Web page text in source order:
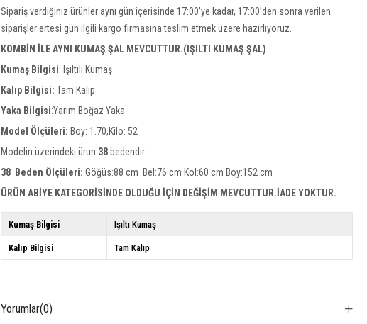
Sipariş verdiğiniz ürünler aynı gün içerisinde 17:00’ye kadar, 17:00’den sonra verilen
siparişler ertesi gün ilgili kargo firmasına teslim etmek üzere hazırlıyoruz.
KOMBİN İLE AYNI KUMAŞ ŞAL MEVCUTTUR.(IŞILTI KUMAŞ ŞAL)
Kumaş Bilgisi: Işıltılı Kumaş
Kalıp Bilgisi:Tam Kalıp
Yaka Bilgisi:Yarım Boğaz Yaka
Model Ölçüleri: Boy: 1.70,Kilo: 52
Modelin üzerindeki ürün 38bedendir.
38 Beden Ölçüleri:Göğüs:88 cm Bel:76 cm Kol:60 cm Boy:152 cm
ÜRÜN ABİYE KATEGORİSİNDE OLDUĞU İÇİN DEĞİŞİM MEVCUTTUR.İADE YOKTUR.
Kumaş Bilgisi Işıltı Kumaş
Kalıp Bilgisi Tam Kalıp
Yorumlar(0)